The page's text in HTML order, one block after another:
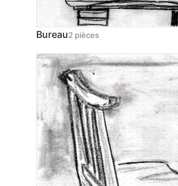
Bureau2 pièces